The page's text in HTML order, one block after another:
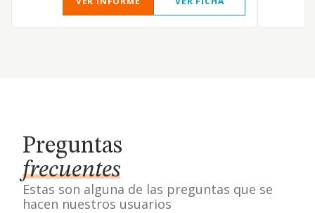
Preguntas
frecuentes
Estas son alguna de las preguntas que se
hacen nuestros usuarios